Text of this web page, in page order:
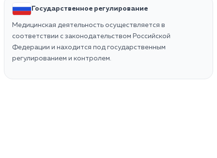
Государственное регулирование
Медицинская деятельность осуществляется в
соответствии с законодательством Российской
Федерации и находится под государственным
регулированием и контролем.